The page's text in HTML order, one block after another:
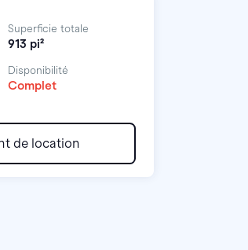
Superficie totale
913 pi²
Disponibilité
Complet
de location